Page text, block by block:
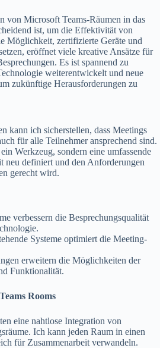
von Microsoft Teams-Räumen in das
ist, um die Effektivität von
Möglichkeit, zertifizierte Geräte und
eröffnet viele kreative Ansätze für
Es ist spannend zu
weiterentwickelt und neue
zukünftige Herausforderungen zu
kann ich sicherstellen, dass Meetings
für alle Teilnehmer ansprechend sind.
Werkzeug, sondern eine umfassende
neu definiert und den Anforderungen
gerecht wird.
verbessern die Besprechungsqualität
Systeme optimiert die Meeting-
erweitern die Möglichkeiten der
Funktionalität.
Rooms
eine nahtlose Integration von
Ich kann jeden Raum in einen
für Zusammenarbeit verwandeln.